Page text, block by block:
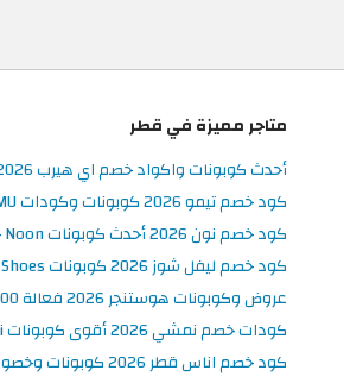
متاجر مميزة في قطر
أحدث كوبونات واكواد خصم اي هيرب 2026 حتى 25% في iHerb قطر
كود خصم تيمو 2026 كوبونات وكودات TEMU حتى 90% على الطلبات
كود خصم نون 2026 أحدث كوبونات Noon حتى 80% على المنتجات
كود خصم ليفل شوز 2026 كوبونات Level Shoes قطر فعالة 100%
عروض وكوبونات هوستنجر 2026 فعالة 100% في Hostinger قطر
كودات خصم نمشي 2026 أقوى كوبونات Namshi قطر فعالة ومحدثة
كود خصم اناس قطر 2026 كوبونات وخصومات Ounass فعالة 100%